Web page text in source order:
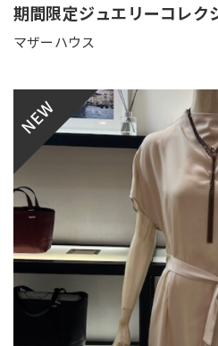
期間限定ジュエリーコレク
マザーハウス
NEW